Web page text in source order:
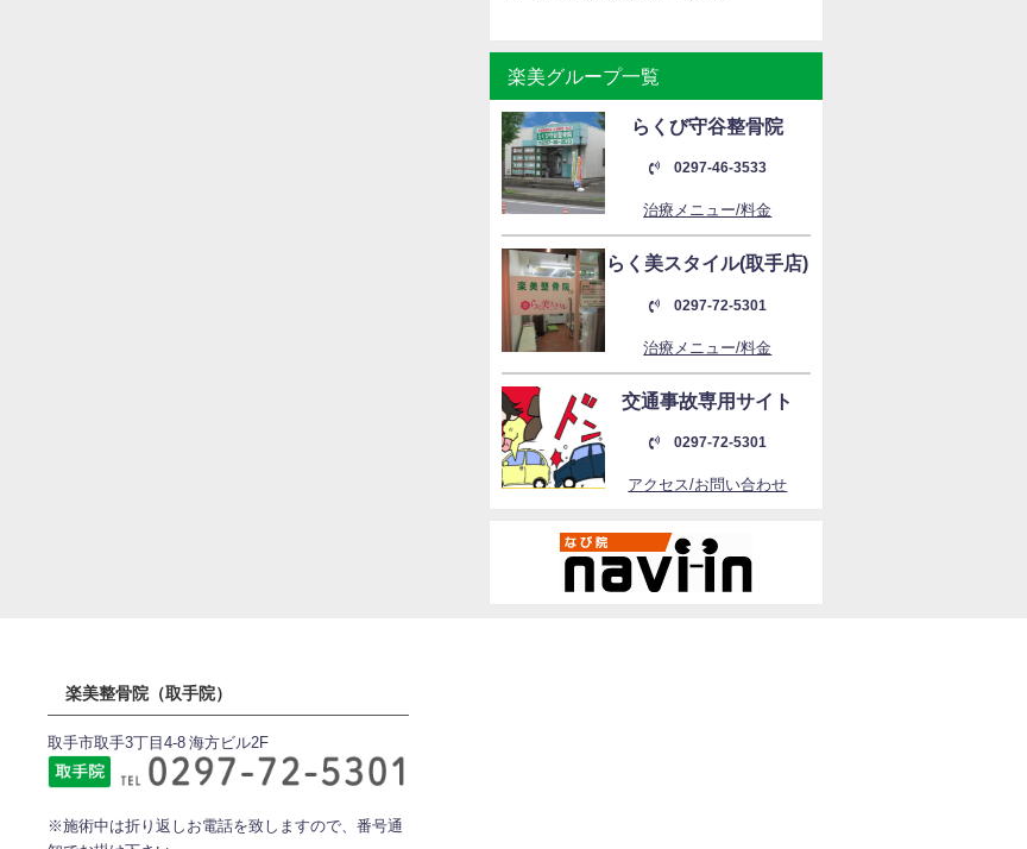
楽美グループ一覧
らくび守谷整骨院
0297-46-3533
治療メニュー/料金
らく美スタイル(取手店)
0297-72-5301
治療メニュー/料金
交通事故専用サイト
0297-72-5301
アクセス/お問い合わせ
楽美整骨院（取手院）
取手市取手3丁目4-8 海方ビル2F
※施術中は折り返しお電話を致しますので、番号通